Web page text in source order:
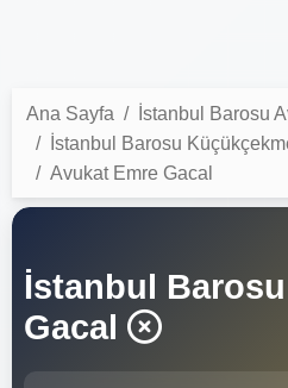
Ana Sayfa
İstanbul Barosu
İstanbul Barosu
Avukat Emre Gacal
İstanbul
Gacal